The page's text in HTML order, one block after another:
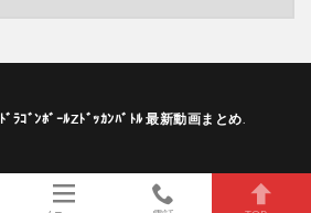
ﾄﾞﾗｺﾞﾝﾎﾞｰﾙZﾄﾞｯｶﾝﾊﾞﾄﾙ 最新動画まとめ